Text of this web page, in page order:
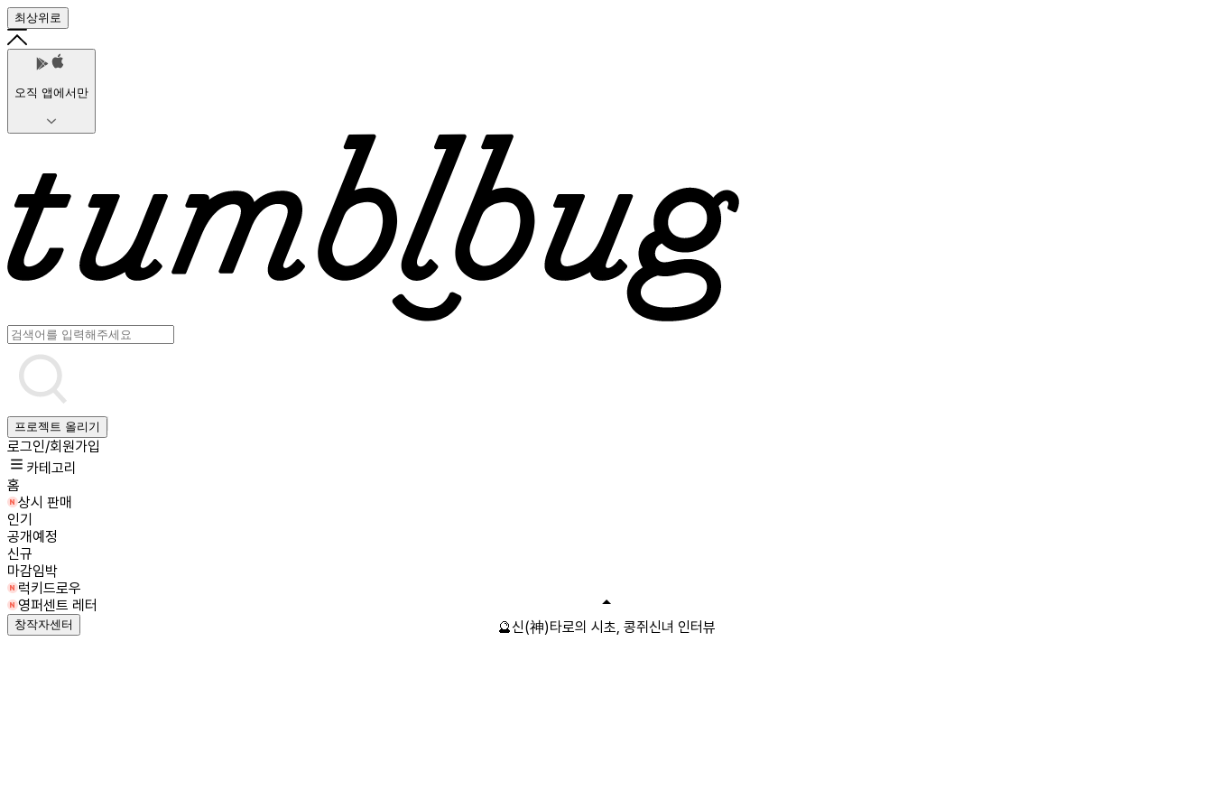
최상위로
오직 앱에서만
프로젝트 올리기
로그인/회원가입
카테고리
홈
상시 판매
인기
공개예정
신규
마감임박
럭키드로우
영퍼센트 레터
창작자센터 🔮신(神)타로의 시초, 콩쥐신녀 인터뷰